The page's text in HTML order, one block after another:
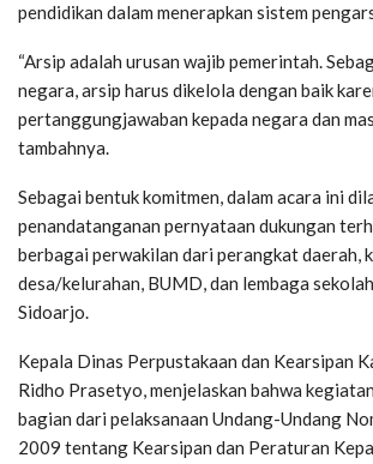
pendidikan dalam menerapkan sistem
“Arsip adalah urusan wajib pemerintah.
negara, arsip harus dikelola dengan baik
pertanggungjawaban kepada negara dan
tambahnya.
Sebagai bentuk komitmen, dalam acara ini
penandatanganan pernyataan dukungan
berbagai perwakilan dari perangkat daerah,
desa/kelurahan, BUMD, dan lembaga
Sidoarjo.
Kepala Dinas Perpustakaan dan Kearsipan
Ridho Prasetyo, menjelaskan bahwa
bagian dari pelaksanaan Undang-Undang
2009 tentang Kearsipan dan Peraturan